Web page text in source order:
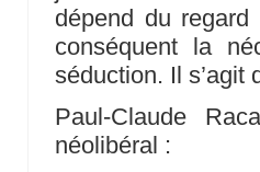
dépend du regard
conséquent la
séduction. Il s’agit
Paul-Claude
néolibéral :